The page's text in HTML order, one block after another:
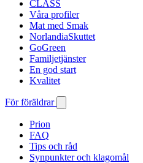
CLASS
Våra profiler
Mat med Smak
NorlandiaSkuttet
GoGreen
Familjetjänster
En god start
Kvalitet
För föräldrar
Prion
FAQ
Tips och råd
Synpunkter och klagomål